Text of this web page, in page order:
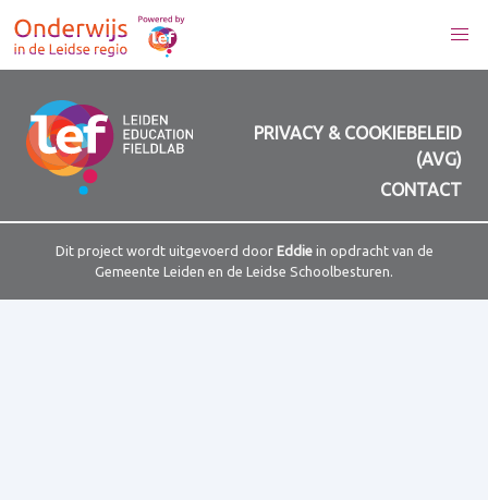
PRIVACY & COOKIEBELEID
(AVG)
CONTACT
Dit project wordt uitgevoerd door Eddiein opdracht van de
Gemeente Leiden en de Leidse Schoolbesturen.